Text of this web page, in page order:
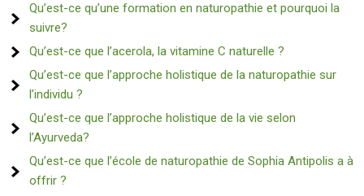
Qu’est-ce qu’une formation en naturopathie et pourquoi la
suivre?
Qu’est-ce que l’acerola, la vitamine C naturelle ?
Qu’est-ce que l’approche holistique de la naturopathie sur
l’individu ?
Qu’est-ce que l’approche holistique de la vie selon
l’Ayurveda?
Qu’est-ce que l’école de naturopathie de Sophia Antipolis a à
offrir ?